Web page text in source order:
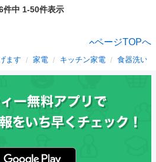
件中 1-50件表示
ページTOPへ
ます 家電 キッチン家電 食器洗い機